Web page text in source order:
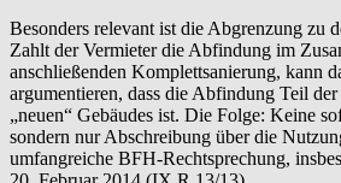
Besonders relevant ist die Abgrenzung zu
Zahlt der Vermieter die Abfindung im
anschließenden Komplettsanierung, kann
argumentieren, dass die Abfindung Teil
„neuen“ Gebäudes ist. Die Folge: Keine
sondern nur Abschreibung über die
umfangreiche BFH-Rechtsprechung,